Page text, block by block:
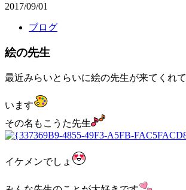
2017/09/01
ブログ
絵の先生
最近みらいとらいに絵の先生が来てくれて
います
その名もこうた先生
イケメンでしょ